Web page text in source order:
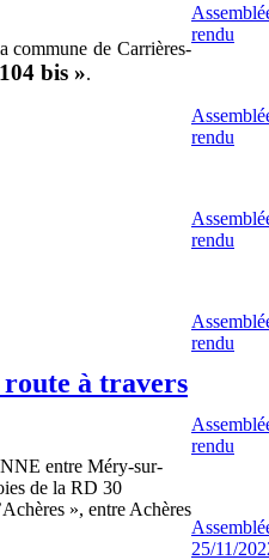
commune de Carrières-
bis ».
route à travers
entre Méry-sur-
de la RD 30
», entre Achères
rendu
rendu
rendu
rendu
rendu
25/11/